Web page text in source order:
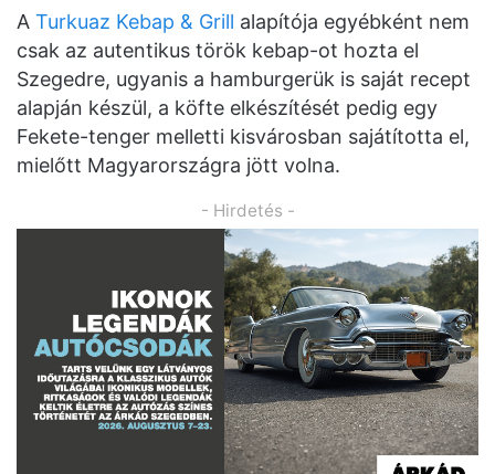
A Turkuaz Kebap & Grill alapítója egyébként nem
csak az autentikus török kebap-ot hozta el
Szegedre, ugyanis a hamburgerük is saját recept
alapján készül, a köfte elkészítését pedig egy
Fekete-tenger melletti kisvárosban sajátította el,
mielőtt Magyarországra jött volna.
- Hirdetés -